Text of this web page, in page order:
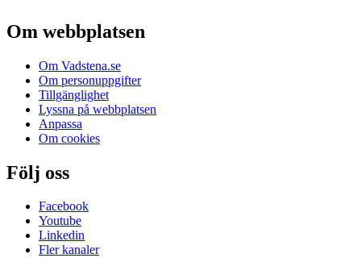
Om webbplatsen
Om Vadstena.se
Om personuppgifter
Tillgänglighet
Lyssna på webbplatsen
Anpassa
Om cookies
Följ oss
Facebook
Youtube
Linkedin
Fler kanaler